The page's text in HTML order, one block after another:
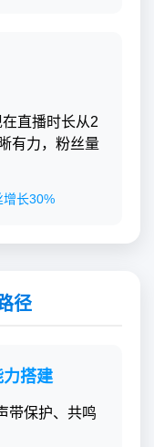
直播时长从2
有力，粉丝量
增长30%
径
搭建
带保护、共鸣